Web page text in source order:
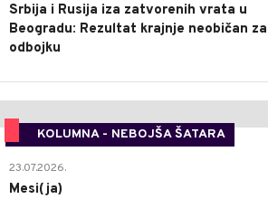
Srbija i Rusija iza zatvorenih vrata u
Beogradu: Rezultat krajnje neobičan za
odbojku
KOLUMNA - NEBOJŠA ŠATARA
23.07.2026.
Mesi(ja)